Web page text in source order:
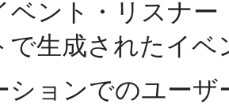
ベント・リスナ
で生成されたイ
ションでのユー